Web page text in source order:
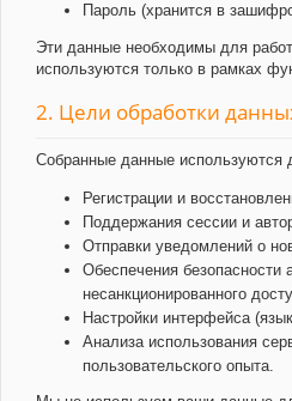
Пароль (хранится в
Эти данные необходимы для
используются только в рамках
2. Цели обработки
Собранные данные используются
Регистрации и
Поддержания сессии и
Отправки уведомлений о
Обеспечения безопасности
несанкционированного
Настройки интерфейса
Анализа использования
пользовательского опыта.